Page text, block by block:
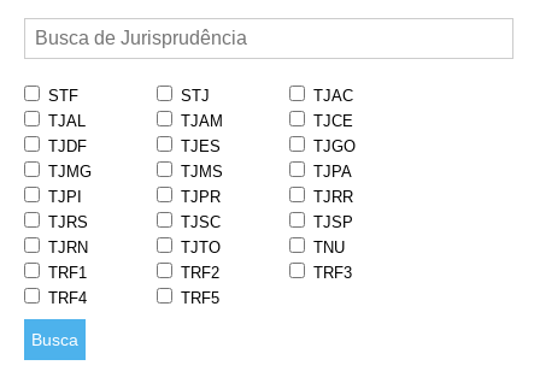
STF STJ
TJAC
TJAL
TJAM
TJCE
TJDF
TJES
TJGO
TJMG
TJMS
TJPA
TJPI
TJPR
TJRR
TJRS
TJSC
TJSP
TJRN
TJTO
TNU
TRF1
TRF2
TRF3
TRF4
TRF5
Busca